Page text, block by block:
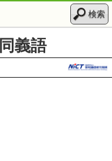
検索
義語